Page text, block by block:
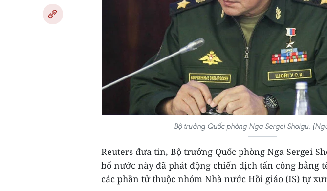
Bộ trưởng Quốc phòng Nga Sergei Shoigu.
Reuters đưa tin, Bộ trưởng Quốc phòng Nga Sergei
bố nước này đã phát động chiến dịch tấn công bằng
các phần tử thuộc nhóm Nhà nước Hồi giáo (IS) tự